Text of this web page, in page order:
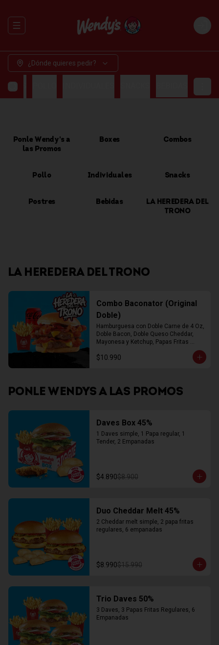
Abrir menu de navegación Login
¿Dónde quieres pedir?
Ponle Wendy's a
las Promos
Boxes Combos
Pollo Individuales Snacks
Postres Bebidas
LA HEREDERA DEL
TRONO
LA HEREDERA DEL TRONO
Combo Baconator (Original
Doble)
Hamburguesa con Doble Carne de 4 Oz,
Doble Bacon, Doble Queso Cheddar,
Mayonesa y Ketchup, Papas Fritas
$10.990
PONLE WENDYS A LAS PROMOS
Daves Box 45%
1 Daves simple, 1 Papa regular, 1
Tender, 2 Empanadas
$4.890$8.900
Duo Cheddar Melt 45%
2 Cheddar melt simple, 2 papa fritas
regulares, 6 empanadas
$8.990$15.990
Trio Daves 50%
3 Daves, 3 Papas Fritas Regulares, 6
Empanadas